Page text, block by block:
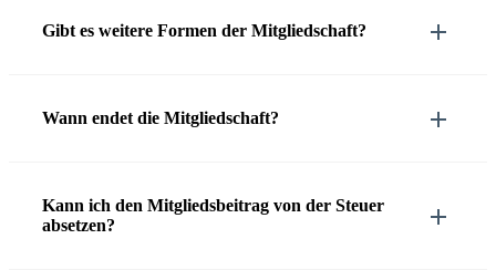
Gibt es weitere Formen der Mitgliedschaft?
Wann endet die Mitgliedschaft?
Kann ich den Mitgliedsbeitrag von der Steuer
absetzen?